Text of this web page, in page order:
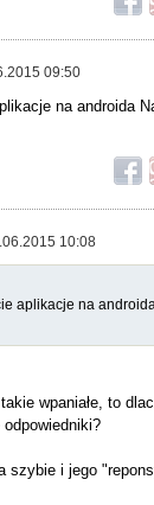
09:50
na androida
10:08
aplikacje na
wpaniałe, to
odpowiedniki?
szybie i jego